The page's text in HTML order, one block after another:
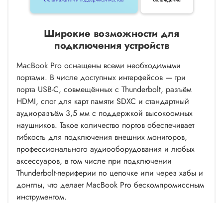
Широкие возможности для
подключения устройств
MacBook Pro оснащены всеми необходимыми
портами. В числе доступных интерфейсов — три
порта USB-C, совмещённых с Thunderbolt, разъём
HDMI, слот для карт памяти SDXC и стандартный
аудиоразъём 3,5 мм с поддержкой высокоомных
наушников. Такое количество портов обеспечивает
гибкость для подключения внешних мониторов,
профессионального аудиооборудования и любых
аксессуаров, в том числе при подключении
Thunderbolt-периферии по цепочке или через хабы и
донглы, что делает MacBook Pro бескомпромиссным
инструментом.